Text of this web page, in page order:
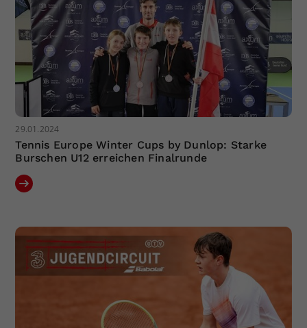
29.01.2024
Tennis Europe Winter Cups by Dunlop: Starke
Burschen U12 erreichen Finalrunde